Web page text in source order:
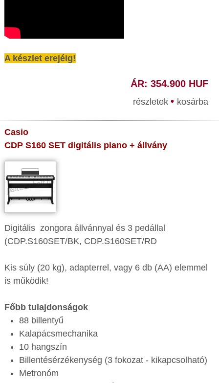
A készlet erejéig!
ÁR: 354.900 HUF
részletek • kosárba
Casio
CDP S160 SET digitális piano + állvány
Digitális zongora állvánnyal és 3 pedállal
(CDP.S160SET/BK, CDP.S160SET/RD
Kis súly (20 kg), adapterrel, vagy 6 db (AA) elemmel
is működik!
Főbb tulajdonságok
88 billentyű
Kalapácsmechanika
10 hangszín
Billentésérzékenység (3 fokozat - kikapcsolható)
Metronóm